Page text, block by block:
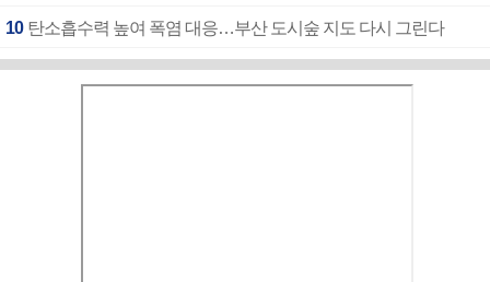
10 탄소흡수력 높여 폭염 대응…부산 도시숲 지도 다시 그린다